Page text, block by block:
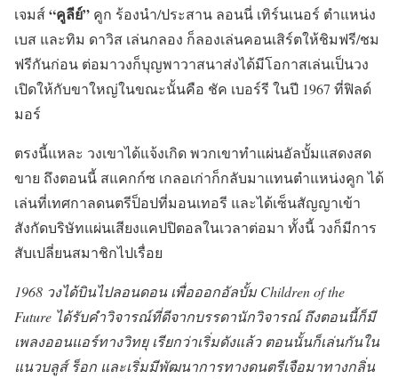
เจมส์“คูลีย์” คูก ร้องนำ/ประสาน ลอนนี่ เทิร์นเนอร์ ตำแหน่ง
เบส และทิม ดาวิส เล่นกลอง ก็ลองเล่นคอนเสิร์ตให้ชิมฟรี/ชม
ฟรีกันก่อน ต่อมาวงก็บุญพาวาสนาส่งได้มีโอกาสเล่นเป็นวง
เปิดให้กับขาใหญ่ในขณะนั้นคือ ชัค เบอร์รี ในปี 1967 ที่ฟิลด์
มอร์
ตรงนี้แหละ วงเขาได้แจ้งเกิด พวกเขาทำแผ่นอัลบั้มแสดงสด
ขาย ถึงตอนนี้ สแคกก์ซ เกลอเก่าก็กลับมาแทนตำแหน่งคูก ได้
เล่นที่เทศกาลดนตรีป็อปที่มอนเทอรี และได้เซ็นสัญญาเข้า
สังกัดบริษัทแผ่นเสียงแคปปิตอลในเวลาต่อมา ทั้งนี้ วงก็มีการ
สับเปลี่ยนสมาชิกไปเรื่อย
1968 วงได้บินไปลอนดอน เพื่อออกอัลบั้ม Children of the
Future ได้รับคำวิจารณ์ที่ดีจากบรรดานักวิจารณ์ ถึงตอนนี้ก็มี
เพลงออนแอร์ทางวิทยุ เรียกว่าเริ่มดังแล้ว ตอนนั้นก็เล่นกันใน
แนวบลูส์ ร็อก และเริ่มมีพัฒนาการทางดนตรีเจือมาทางกลิ่น